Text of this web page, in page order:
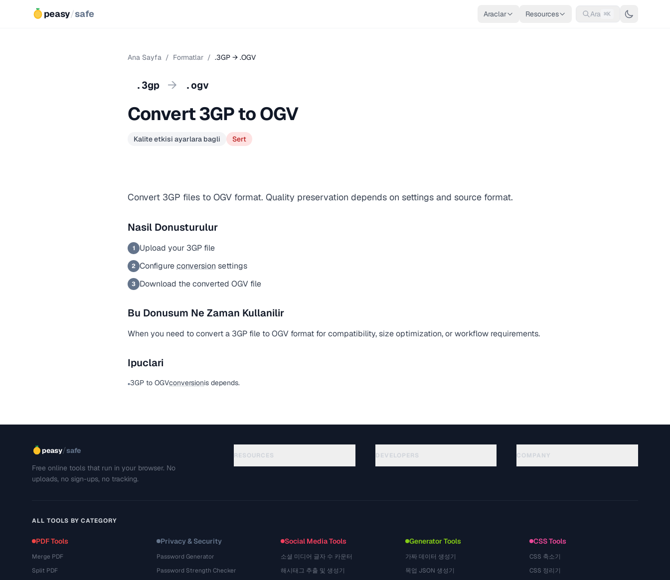
peasy/safe Araclar Resources Ara ⌘K
Ana Sayfa / Formatlar / .3GP → .OGV
.3gp → .ogv
Convert 3GP to OGV
Kalite etkisi ayarlara bagli Sert
Convert 3GP files to OGV format. Quality preservation depends on settings and source format.
Nasil Donusturulur
1 Upload your 3GP file
2 Configureconversion settings
3 Download the converted OGV file
Bu Donusum Ne Zaman Kullanilir
When you need to convert a 3GP file to OGV format for compatibility, size optimization, or workflow requirements.
Ipuclari
•3GP to OGVconversionis depends.
peasy/safe
Free online tools that run in your browser. No
uploads, no sign-ups, no tracking.
RESOURCES DEVELOPERS COMPANY
ALL TOOLS BY CATEGORY
PDF Tools
Merge PDF
Split PDF
Privacy & Security
Password Generator
Password Strength Checker
Social Media Tools
소셜 미디어 글자 수 카운터
해시태그 추출 및 생성기
Generator Tools
가짜 데이터 생성기
목업 JSON 생성기
CSS Tools
CSS 축소기
CSS 정리기